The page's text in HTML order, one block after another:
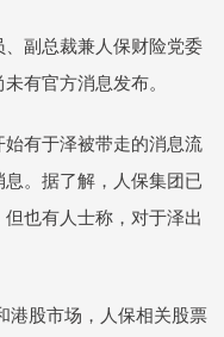
副总裁兼人保财险党委
有官方消息发布。
有于泽被带走的消息流
。据了解，人保集团已
也有人士称，对于泽出
港股市场，人保相关股票